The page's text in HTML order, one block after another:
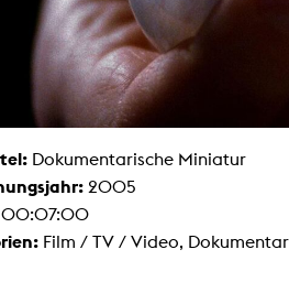
Dokumentarische Miniatur
2005
00:07:00
Film / TV / Video,
Malerei / Skulptur
Multispecies Storytelling
Netze
Videokunst / Performance
Kunst / Globaler Süden
Kunst- und Medienwissenschaften
Studies in Künsten und Wissenschaft
Aula